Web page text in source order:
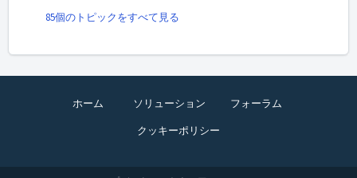
85個のトピックをすべて見る
ホーム ソリューション
フォーラム
クッキーポリシー